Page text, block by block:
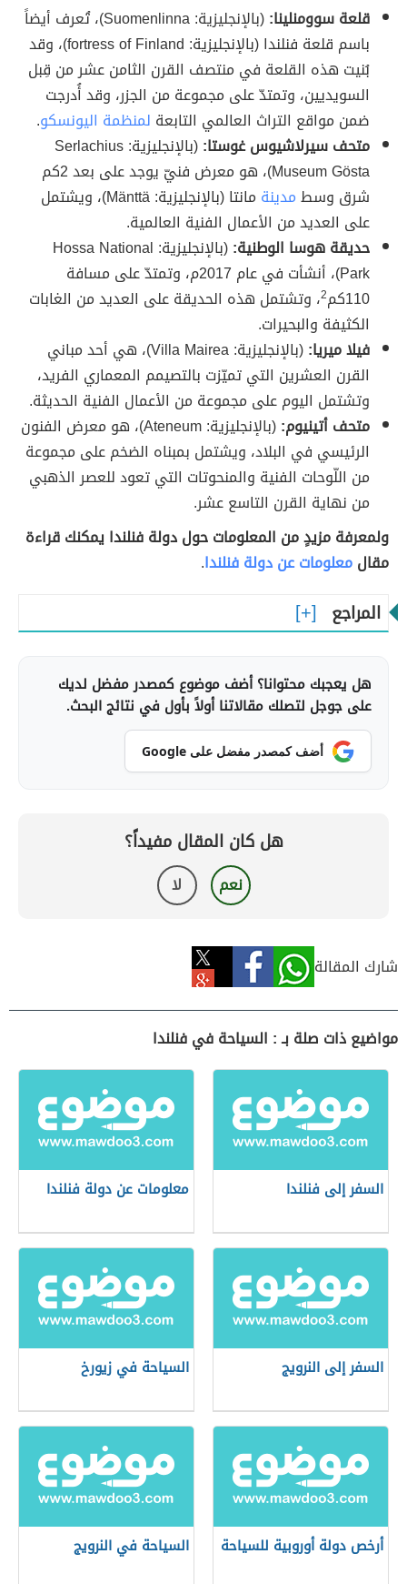
قلعة سوومنلينا:
(بالإنجليزية: Suomenlinna)، تُعرف أيضاً
باسم قلعة فنلندا (بالإنجليزية: fortress of Finland)، وقد
بُنيت هذه القلعة في منتصف القرن الثامن عشر من قِبل
السويديين، وتمتدّ على مجموعة من الجزر، وقد أُدرجت
ضمن مواقع التراث العالمي التابعة لمنظمة اليونسكو.
متحف سيرلاشيوس غوستا:
(بالإنجليزية: Serlachius
Museum Gösta)، هو معرض فنيّ يوجد على بعد 2كم
شرق وسطمدينة
مانتا (بالإنجليزية: Mänttä)، ويشتمل
على العديد من الأعمال الفنية العالمية.
حديقة هوسا الوطنية:
(بالإنجليزية: Hossa National
Park)، أنشأت في عام 2017م، وتمتدّ على مسافة
110كم
2، وتشتمل هذه الحديقة على العديد من الغابات
الكثيفة والبحيرات.
فيلا ميريا:
(بالإنجليزية: Villa Mairea)، هي أحد مباني
القرن العشرين التي تميّزت بالتصيمم المعماري الفريد،
وتشتمل اليوم على مجموعة من الأعمال الفنية الحديثة.
متحف أتينيوم:
(بالإنجليزية: Ateneum)، هو معرض الفنون
الرئيسي في البلاد، ويشتمل بمبناه الضخم على مجموعة
من اللّوحات الفنية والمنحوتات التي تعود للعصر الذهبي
من نهاية القرن التاسع عشر.
ولمعرفة مزيدٍ من المعلومات حول دولة فنلندا يمكنك قراءة
مقالمعلومات عن دولة فنلندا.
المراجع
هل يعجبك محتوانا؟ أضف موضوع كمصدر مفضل لديك
على جوجل لتصلك مقالاتنا أولاً بأول في نتائج البحث.
أضف كمصدر مفضل على Google
هل كان المقال مفيداً؟
نعم لا
شارك المقالة
مواضيع ذات صلة بـ : السياحة في فنلندا
السفر إلى فنلندا معلومات عن دولة فنلندا
السفر إلى النرويج السياحة في زيورخ
أرخص دولة أوروبية للسياحة السياحة في النرويج